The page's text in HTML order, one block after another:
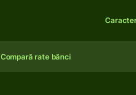
Compară rate bănci